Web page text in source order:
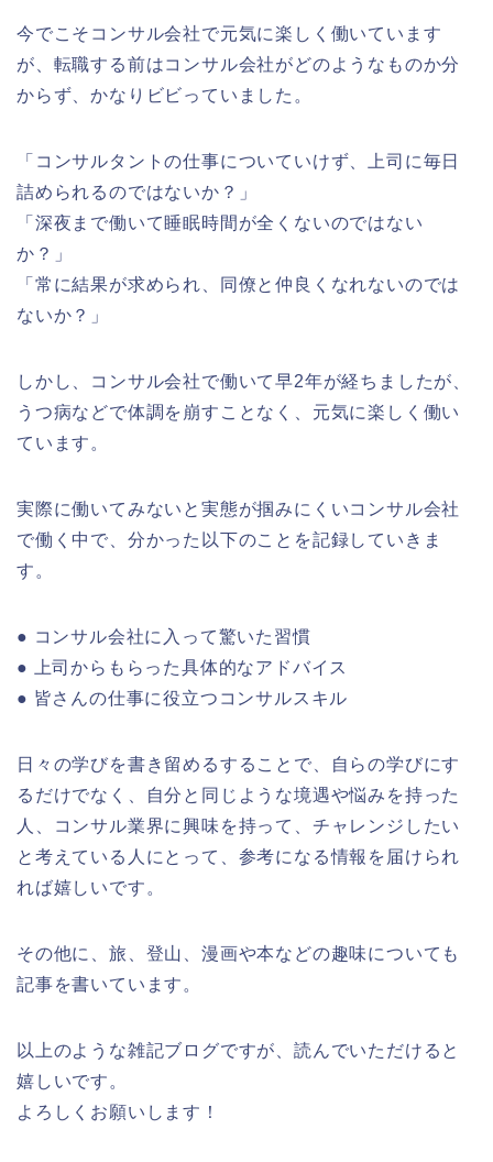
今でこそコンサル会社で元気に楽しく働いています
が、転職する前はコンサル会社がどのようなものか分
からず、かなりビビっていました。
「コンサルタントの仕事についていけず、上司に毎日
詰められるのではないか？」
「深夜まで働いて睡眠時間が全くないのではない
か？」
「常に結果が求められ、同僚と仲良くなれないのでは
ないか？」
しかし、コンサル会社で働いて早2年が経ちましたが、
うつ病などで体調を崩すことなく、元気に楽しく働い
ています。
実際に働いてみないと実態が掴みにくいコンサル会社
で働く中で、分かった以下のことを記録していきま
す。
● コンサル会社に入って驚いた習慣
● 上司からもらった具体的なアドバイス
● 皆さんの仕事に役立つコンサルスキル
日々の学びを書き留めるすることで、自らの学びにす
るだけでなく、自分と同じような境遇や悩みを持った
人、コンサル業界に興味を持って、チャレンジしたい
と考えている人にとって、参考になる情報を届けられ
れば嬉しいです。
その他に、旅、登山、漫画や本などの趣味についても
記事を書いています。
以上のような雑記ブログですが、読んでいただけると
嬉しいです。
よろしくお願いします！